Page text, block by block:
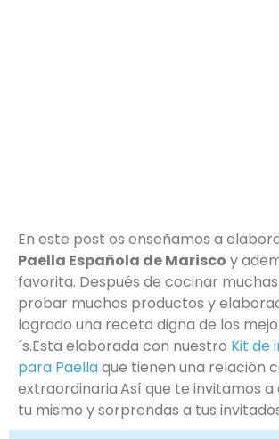
En este post os enseñamos a
Paella Española de Marisco y
favorita. Después de cocinar
probar muchos productos y
logrado una receta digna de los
´s.Esta elaborada con nuestro Kit de
para Paellaque tienen una relación
extraordinaria.Así que te invitamos a
tu mismo y sorprendas a tus